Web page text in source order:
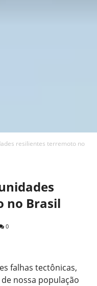
resilientes terremoto no
no Brasil
0
falhas tectônicas,
nossa população